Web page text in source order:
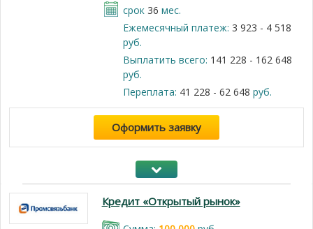
срок 36 мес.
Ежемесячный платеж: 3 923 - 4 518
руб.
Выплатить всего: 141 228 - 162 648
руб.
Переплата: 41 228 - 62 648 руб.
Оформить заявку
Кредит «Открытый рынок»